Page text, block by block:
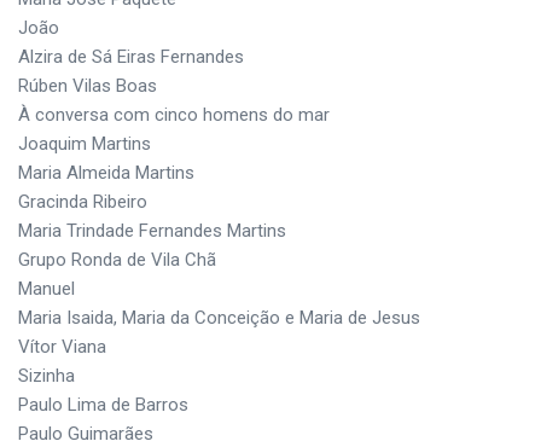
João
Alzira de Sá Eiras Fernandes
Rúben Vilas Boas
À conversa com cinco homens do mar
Joaquim Martins
Maria Almeida Martins
Gracinda Ribeiro
Maria Trindade Fernandes Martins
Grupo Ronda de Vila Chã
Manuel
Maria Isaida, Maria da Conceição e Maria de Jesus
Vítor Viana
Sizinha
Paulo Lima de Barros
Paulo Guimarães